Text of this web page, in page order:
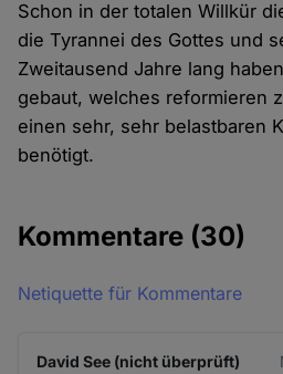
Schon in der totalen Willkür
die Tyrannei des Gottes und
Zweitausend Jahre lang
gebaut, welches reformieren
einen sehr, sehr belastbaren
benötigt.
Kommentare (30)
Netiquette für Kommentare
David See (nicht überprüft)